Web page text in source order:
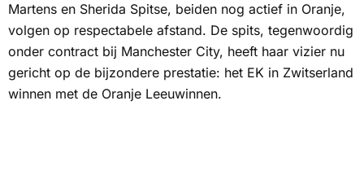
Martens en Sherida Spitse, beiden nog actief in Oranje,
volgen op respectabele afstand. De spits, tegenwoordig
onder contract bij Manchester City, heeft haar vizier nu
gericht op de bijzondere prestatie: het EK in Zwitserland
winnen met de Oranje Leeuwinnen.